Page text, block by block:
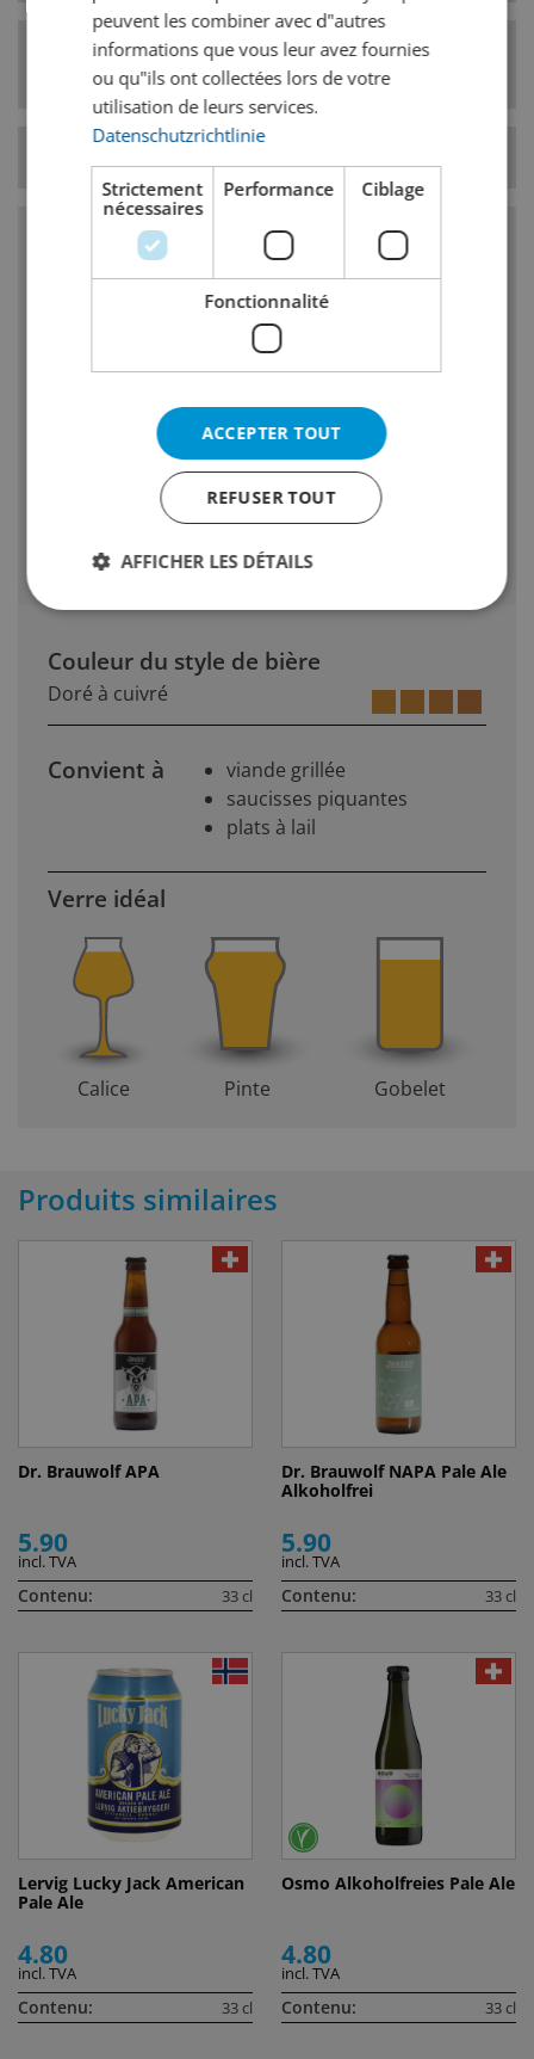
Catégorie de style
de bière
Pale Ale
Caractéristiques
Amertume, goût et odeur de houblon moyen
Goût et odeur de malt: faible à moyen, un
faible caractère de caramel est admissible
Notes dester fruité faibles à fortes
Couleur du style de bière
Doré à cuivré
Convient à
viande grillée
saucisses piquantes
plats à lail
Verre idéal
Calice Pinte Gobelet
Produits similaires
Dr. Brauwolf APA
5.90
incl. TVA
Contenu: 33 cl
Dr. Brauwolf NAPA Pale Ale
Alkoholfrei
5.90
incl. TVA
Contenu: 33 cl
Lervig Lucky Jack American
Pale Ale
4.80
incl. TVA
Contenu: 33 cl
Osmo Alkoholfreies Pale Ale
4.80
incl. TVA
Contenu: 33 cl
peuvent les combiner avec d"autres
informations que vous leur avez fournies
ou qu"ils ont collectées lors de votre
utilisation de leurs services.
Datenschutzrichtlinie
Strictement
nécessaires
Performance Ciblage
Fonctionnalité
ACCEPTER TOUT
REFUSER TOUT
AFFICHER LES DÉTAILS